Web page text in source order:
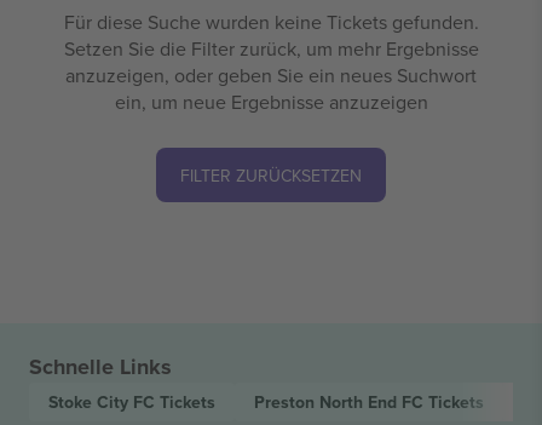
Für diese Suche wurden keine Tickets gefunden.
Setzen Sie die Filter zurück, um mehr Ergebnisse
anzuzeigen, oder geben Sie ein neues Suchwort
ein, um neue Ergebnisse anzuzeigen
FILTER ZURÜCKSETZEN
Schnelle Links
Stoke City FC Tickets Preston North End FC Tickets